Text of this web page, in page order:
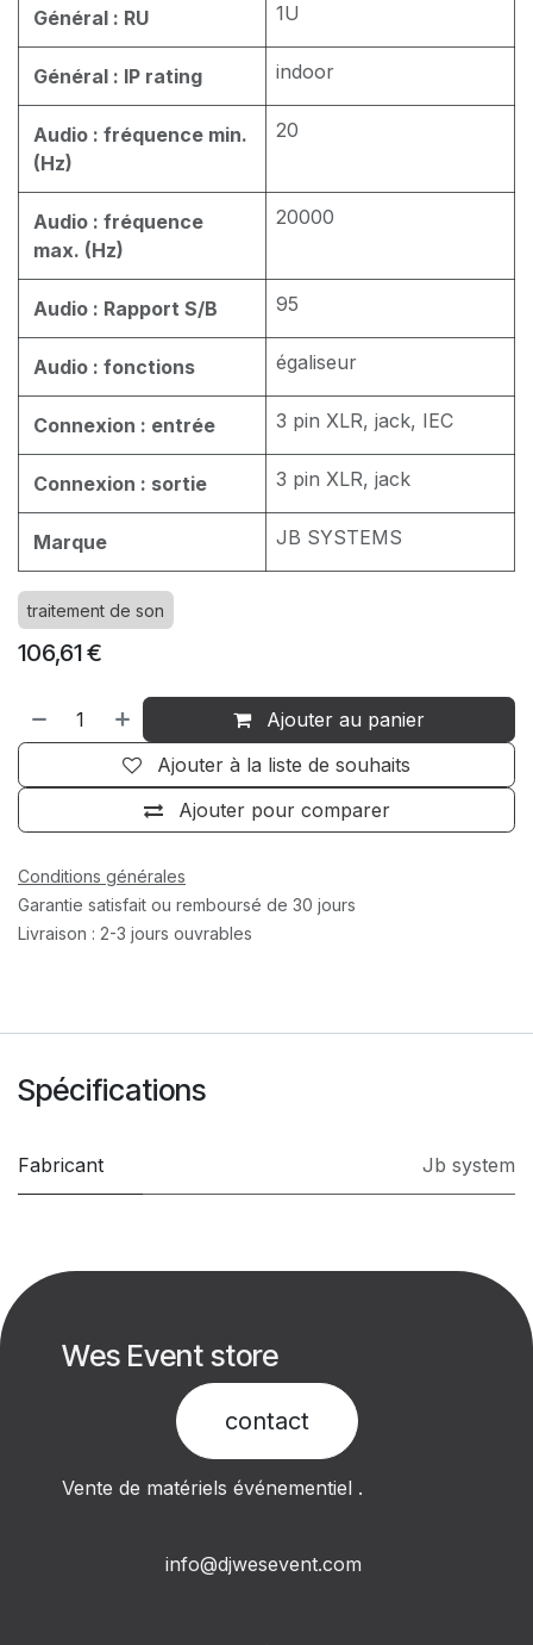
Général : RU 1U
Général : IP rating indoor
Audio : fréquence min.
(Hz)
20
Audio : fréquence
max. (Hz)
20000
Audio : Rapport S/B 95
Audio : fonctions égaliseur
Connexion : entrée 3 pin XLR, jack, IEC
Connexion : sortie 3 pin XLR, jack
Marque JB SYSTEMS
traitement de son
106,61€
Ajouter au panier
Ajouter pour comparer
Ajouter à la liste de souhaits
Conditions générales
Garantie satisfait ou remboursé de 30 jours
Livraison : 2-3 jours ouvrables
Spécifications
Fabricant Jb system
Wes Event store
contact​
Vente de matériels événementiel .
info@djwesevent.com